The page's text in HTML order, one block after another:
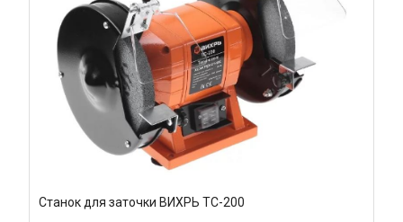
Станок для заточки ВИХРЬ ТС-200